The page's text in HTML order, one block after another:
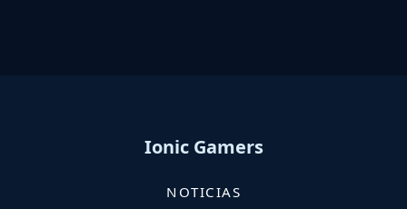
Ionic Gamers
NOTICIAS